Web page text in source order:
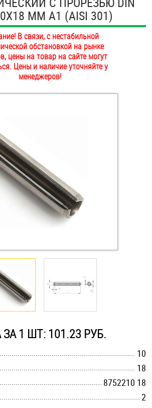
Заклепки)
с метрической резьбой
с шурупной резьбой
для яхт
ММ А1 (AISI 301)
В связи, с нестабильной
обстановкой на рынке
цены на товар на сайте могут
Цены и наличие уточняйте у
менеджеров!
1 ШТ: 101.23 РУБ.
10
18
8752210 18
2